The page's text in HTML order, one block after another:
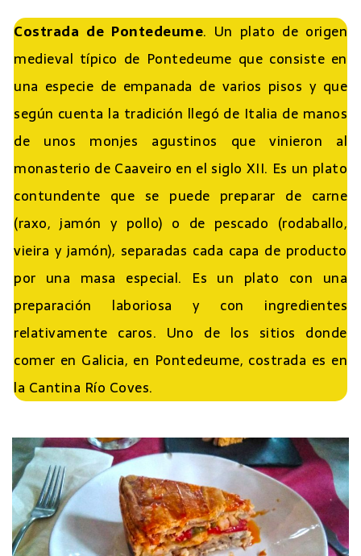
Costrada de Pontedeume. Un plato de origen
medieval típico de Pontedeume que consiste en
una especie de empanada de varios pisos y que
según cuenta la tradición llegó de Italia de manos
de unos monjes agustinos que vinieron al
monasterio de Caaveiro en el siglo XII. Es un plato
contundente que se puede preparar de carne
(raxo, jamón y pollo) o de pescado (rodaballo,
vieira y jamón), separadas cada capa de producto
por una masa especial. Es un plato con una
preparación laboriosa y con ingredientes
relativamente caros. Uno de los sitios donde
comer en Galicia, en Pontedeume, costrada es en
la Cantina Río Coves.